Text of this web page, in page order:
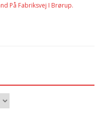
På Fabriksvej I Brørup.